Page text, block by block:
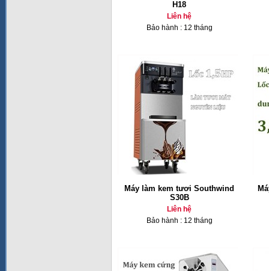
H18
Liên hệ
Bảo hành : 12 tháng
Máy làm kem tươi Southwind
S30B
Liên hệ
Bảo hành : 12 tháng